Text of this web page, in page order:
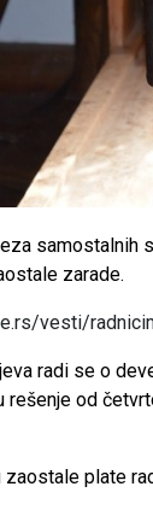
samostalnih
zarade.
vesti/
radi se o
rešenje od
zaostale plate